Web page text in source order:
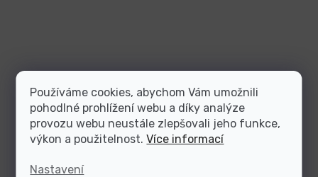
Používáme cookies, abychom Vám umožnili
pohodlné prohlížení webu a díky analýze
provozu webu neustále zlepšovali jeho funkce,
výkon a použitelnost.Více informací
Nastavení